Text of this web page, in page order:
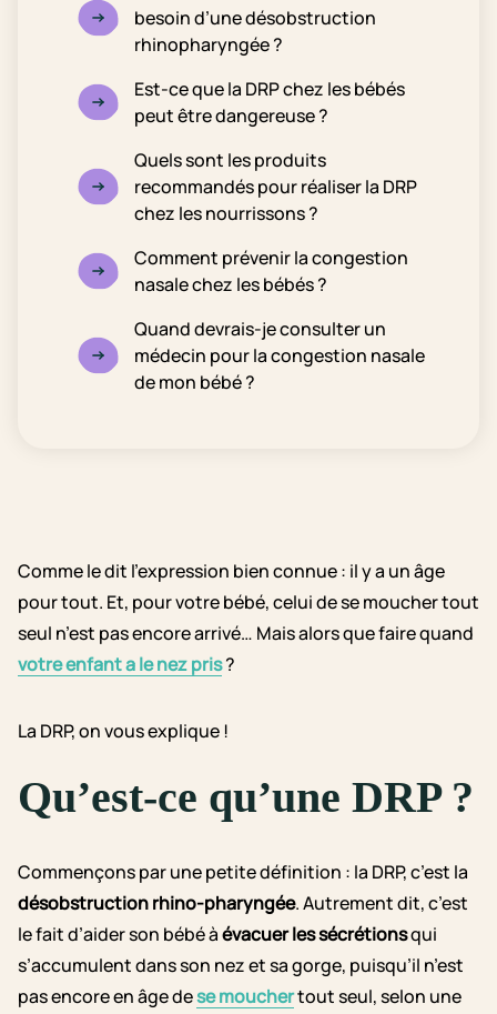
besoin d’une désobstruction
rhinopharyngée ?
Est-ce que la DRP chez les bébés
peut être dangereuse ?
Quels sont les produits
recommandés pour réaliser la DRP
chez les nourrissons ?
Comment prévenir la congestion
nasale chez les bébés ?
Quand devrais-je consulter un
médecin pour la congestion nasale
de mon bébé ?
Comme le dit l’expression bien connue : il y a un âge
pour tout. Et, pour votre bébé, celui de se moucher tout
seul n’est pas encore arrivé… Mais alors que faire quand
votre enfant a le nez pris?
La DRP, on vous explique !
Qu’est-ce qu’une DRP ?
Commençons par une petite définition : la DRP, c’est la
désobstruction rhino-pharyngée. Autrement dit, c’est
le fait d’aider son bébé àévacuer les sécrétionsqui
s’accumulent dans son nez et sa gorge, puisqu’il n’est
pas encore en âge dese mouchertout seul, selon une